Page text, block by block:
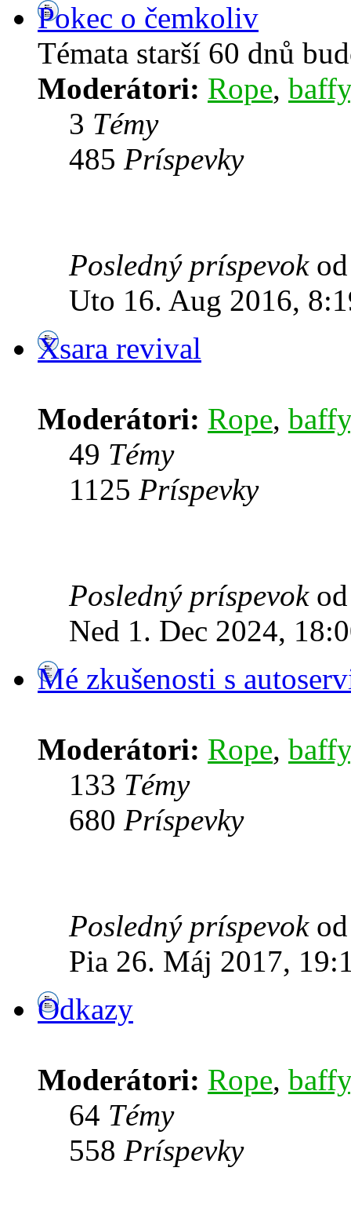
Pokec o čemkoliv
Témata starší 60 dnů
Moderátori: Rope, baffy
3 Témy
485 Príspevky
Posledný príspevok
Uto 16. Aug 2016,
Xsara revival
Moderátori: Rope, baffy
49 Témy
1125 Príspevky
Posledný príspevok
Ned 1. Dec 2024,
Mé zkušenosti s
Moderátori: Rope, baffy
133 Témy
680 Príspevky
Posledný príspevok
Pia 26. Máj 2017,
Odkazy
Moderátori: Rope, baffy
64 Témy
558 Príspevky